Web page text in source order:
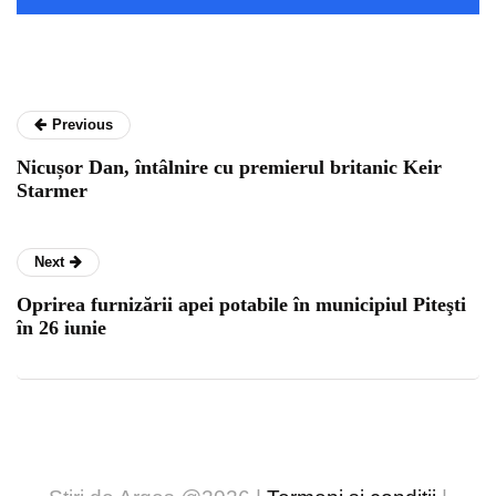
Previous
Nicușor Dan, întâlnire cu premierul britanic Keir
Starmer
Next
Oprirea furnizării apei potabile în municipiul Piteşti
în 26 iunie